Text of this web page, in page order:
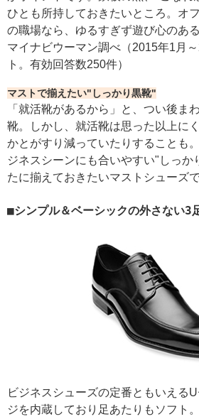
ひとも所持しておきたいところ。オ
の職場なら、ゆるすぎず遊び心のあ
マイナビウーマン調べ（2015年1月
ト。有効回答数250件）
マストで揃えたい"しっかり黒靴"
「就活靴があるから」と、つい後ま
靴。しかし、就活靴は思った以上に
かとがすり減っていたりすることも
ジネスシーンにも合いやすい"しっか
たに揃えておきたいマストシューズで
■シンプル＆ベーシックの外さない3
ビジネスシューズの定番ともいえる
ジを内蔵しており足あたりもソフト